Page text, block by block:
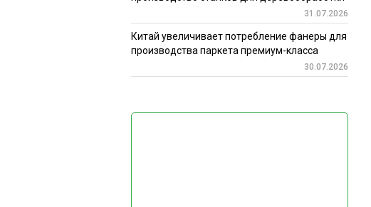
31.07.2026
Китай увеличивает потребление фанеры для
производства паркета премиум-класса
30.07.2026